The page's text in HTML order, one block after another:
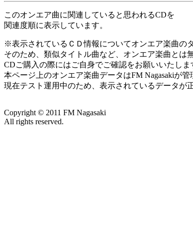
このオンエア曲に関連していると思われるCDを
関連度順に表示しています。
※表示されているＣＤ情報についてオンエア楽曲の
そのため、類似タイトル曲など、オンエア楽曲とは
CDご購入の際にはご自身でご確認をお願いいたしま
本ページ上のオンエア楽曲データはFM Nagasakiが
現在テスト運用中のため、表示されているデータが
Copyright © 2011 FM Nagasaki
All rights reserved.